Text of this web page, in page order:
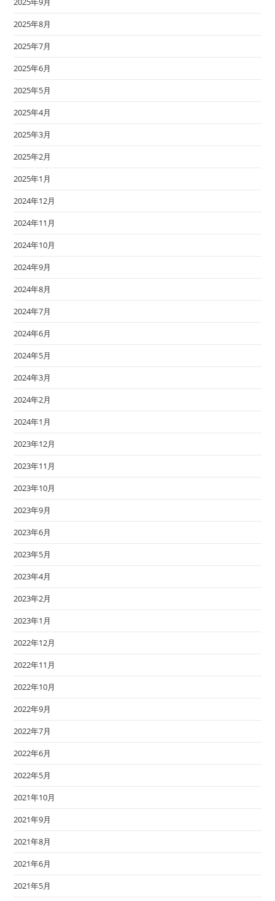
2025年8月
2025年7月
2025年6月
2025年5月
2025年4月
2025年3月
2025年2月
2025年1月
2024年12月
2024年11月
2024年10月
2024年9月
2024年8月
2024年7月
2024年6月
2024年5月
2024年3月
2024年2月
2024年1月
2023年12月
2023年11月
2023年10月
2023年9月
2023年6月
2023年5月
2023年4月
2023年2月
2023年1月
2022年12月
2022年11月
2022年10月
2022年9月
2022年7月
2022年6月
2022年5月
2021年10月
2021年9月
2021年8月
2021年6月
2021年5月